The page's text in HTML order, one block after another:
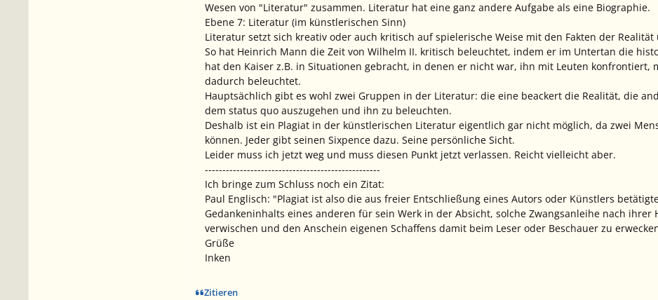
Wesen von "Literatur" zusammen. Literatur hat eine ganz andere Aufgabe als eine Biographie.
Ebene 7: Literatur (im künstlerischen Sinn)
Literatur setzt sich kreativ oder auch kritisch auf spielerische Weise mit den Fakten der
So hat Heinrich Mann die Zeit von Wilhelm II. kritisch beleuchtet, indem er im Untertan die
hat den Kaiser z.B. in Situationen gebracht, in denen er nicht war, ihn mit Leuten
dadurch beleuchtet.
Hauptsächlich gibt es wohl zwei Gruppen in der Literatur: die eine beackert die Realität, die
dem status quo auszugehen und ihn zu beleuchten.
Deshalb ist ein Plagiat in der künstlerischen Literatur eigentlich gar nicht möglich, da zwei
können. Jeder gibt seinen Sixpence dazu. Seine persönliche Sicht.
Leider muss ich jetzt weg und muss diesen Punkt jetzt verlassen. Reicht vielleicht aber.
--------------------------------------------------
Ich bringe zum Schluss noch ein Zitat:
Paul Englisch: "Plagiat ist also die aus freier Entschließung eines Autors oder Künstlers
Gedankeninhalts eines anderen für sein Werk in der Absicht, solche Zwangsanleihe nach
verwischen und den Anschein eigenen Schaffens damit beim Leser oder Beschauer zu
Grüße
Inken
Zitieren